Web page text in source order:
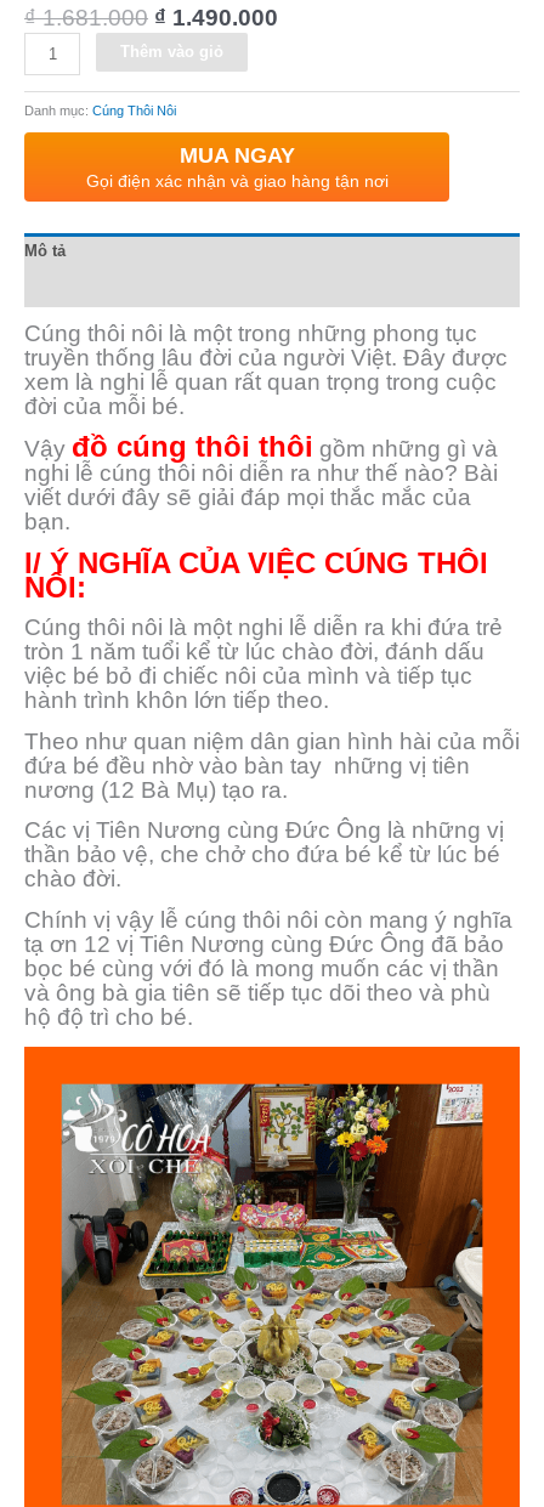
₫1.681.000 ₫ 1.490.000
Thêm vào giỏ
Danh mục: Cúng Thôi Nôi
MUA NGAY
Gọi điện xác nhận và giao hàng tận nơi
Mô tả
Cúng thôi nôi là một trong những phong tục
truyền thống lâu đời của người Việt. Đây được
xem là nghi lễ quan rất quan trọng trong cuộc
đời của mỗi bé.
Vậy đồ cúng thôi thôi gồm những gì và
nghi lễ cúng thôi nôi diễn ra như thế nào? Bài
viết dưới đây sẽ giải đáp mọi thắc mắc của
bạn.
I/ Ý NGHĨA CỦA VIỆC CÚNG THÔI
NÔI:
Cúng thôi nôi là một nghi lễ diễn ra khi đứa trẻ
tròn 1 năm tuổi kể từ lúc chào đời, đánh dấu
việc bé bỏ đi chiếc nôi của mình và tiếp tục
hành trình khôn lớn tiếp theo.
Theo như quan niệm dân gian hình hài của mỗi
đứa bé đều nhờ vào bàn tay những vị tiên
nương (12 Bà Mụ) tạo ra.
Các vị Tiên Nương cùng Đức Ông là những vị
thần bảo vệ, che chở cho đứa bé kể từ lúc bé
chào đời.
Chính vị vậy lễ cúng thôi nôi còn mang ý nghĩa
tạ ơn 12 vị Tiên Nương cùng Đức Ông đã bảo
bọc bé cùng với đó là mong muốn các vị thần
và ông bà gia tiên sẽ tiếp tục dõi theo và phù
hộ độ trì cho bé.